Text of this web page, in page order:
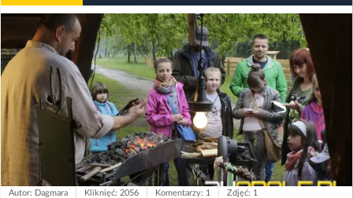
Autor: Dagmara Kliknięć: 2056 Komentarzy: 1 Zdjęć: 1